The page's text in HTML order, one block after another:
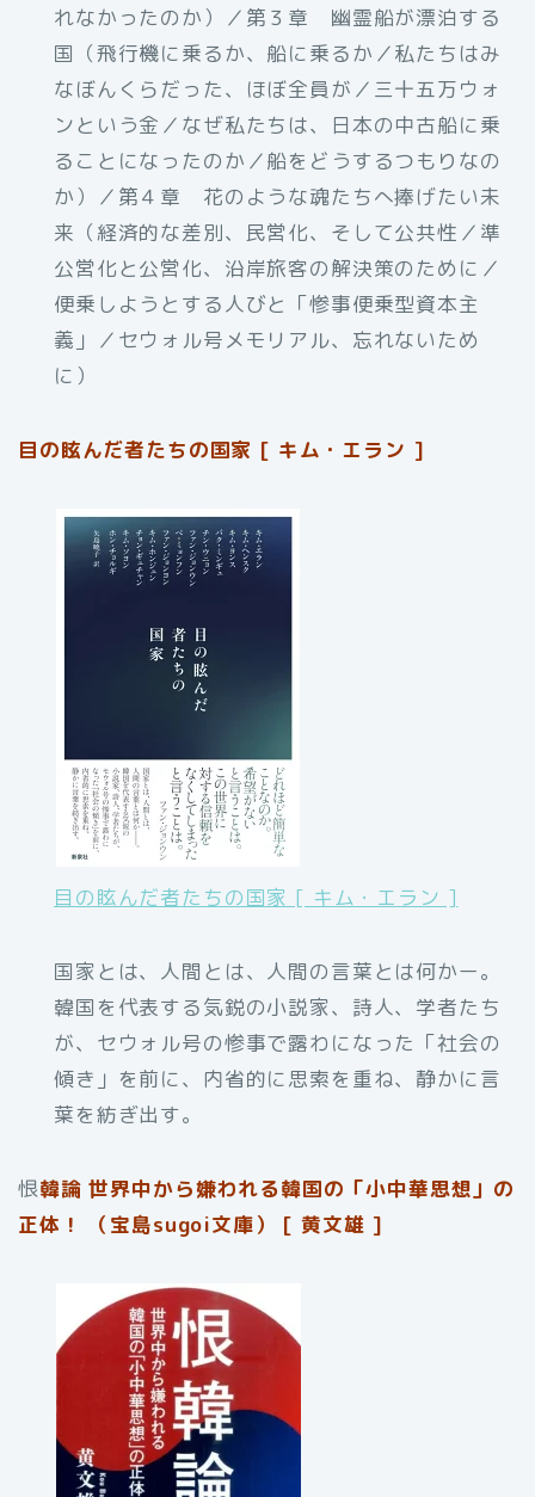
れなかったのか）／第３章 幽霊船が漂泊する
国（飛行機に乗るか、船に乗るか／私たちはみ
なぼんくらだった、ほぼ全員が／三十五万ウォ
ンという金／なぜ私たちは、日本の中古船に乗
ることになったのか／船をどうするつもりなの
か）／第４章 花のような魂たちへ捧げたい未
来（経済的な差別、民営化、そして公共性／準
公営化と公営化、沿岸旅客の解決策のために／
便乗しようとする人びと「惨事便乗型資本主
義」／セウォル号メモリアル、忘れないため
に）
目の眩んだ者たちの国家 [ キム・エラン ]
目の眩んだ者たちの国家 [ キム・エラン ]
国家とは、人間とは、人間の言葉とは何かー。
韓国を代表する気鋭の小説家、詩人、学者たち
が、セウォル号の惨事で露わになった「社会の
傾き」を前に、内省的に思索を重ね、静かに言
葉を紡ぎ出す。
恨韓論 世界中から嫌われる韓国の「小中華思想」の
正体！ （宝島sugoi文庫） [ 黄文雄 ]